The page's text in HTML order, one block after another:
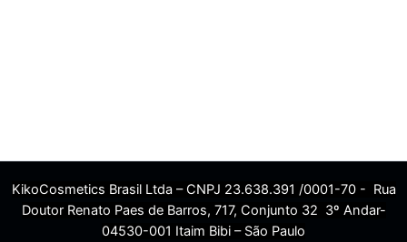
KikoCosmetics Brasil Ltda – CNPJ 23.638.391 /0001-70 - Rua
Doutor Renato Paes de Barros, 717, Conjunto 32 3º Andar-
04530-001 Itaim Bibi – São Paulo